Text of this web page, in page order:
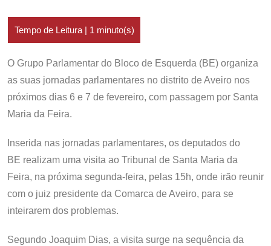
O Grupo Parlamentar do Bloco de Esquerda (BE) organiza
as suas jornadas parlamentares no distrito de Aveiro nos
próximos dias 6 e 7 de fevereiro, com passagem por Santa
Maria da Feira.
Inserida nas jornadas parlamentares, os deputados do
BE realizam uma visita ao Tribunal de Santa Maria da
Feira, na próxima segunda-feira, pelas 15h, onde irão reunir
com o juiz presidente da Comarca de Aveiro, para se
inteirarem dos problemas.
Segundo Joaquim Dias, a visita surge na sequência da